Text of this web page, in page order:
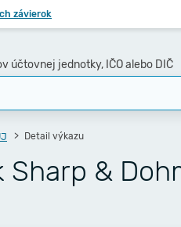
závierok
účtovnej jednotky, IČO alebo DIČ
Detail výkazu
Sharp &